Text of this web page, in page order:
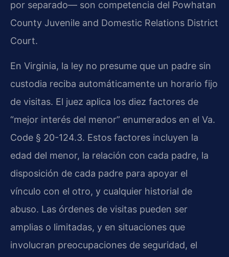
por separado— son competencia del Powhatan
County Juvenile and Domestic Relations District
Court.
En Virginia, la ley no presume que un padre sin
custodia reciba automáticamente un horario fijo
de visitas. El juez aplica los diez factores de
“mejor interés del menor” enumerados en el Va.
Code § 20-124.3. Estos factores incluyen la
edad del menor, la relación con cada padre, la
disposición de cada padre para apoyar el
vínculo con el otro, y cualquier historial de
abuso. Las órdenes de visitas pueden ser
amplias o limitadas, y en situaciones que
involucran preocupaciones de seguridad, el